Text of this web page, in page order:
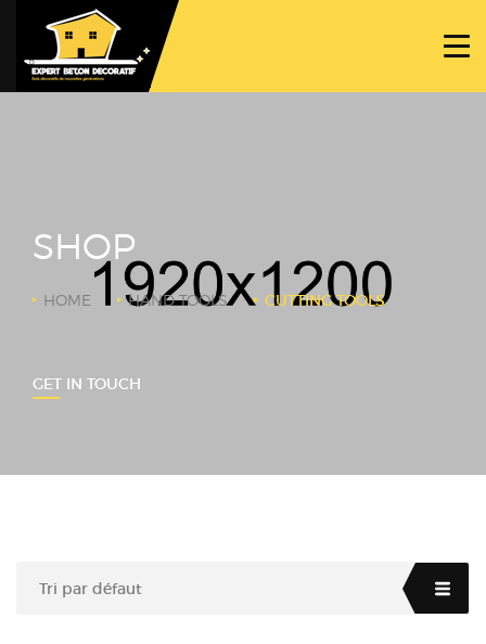
PROJETS
SHOP
HOME HAND TOOLS CUTTING TOOLS
GET IN TOUCH
Tri par défaut